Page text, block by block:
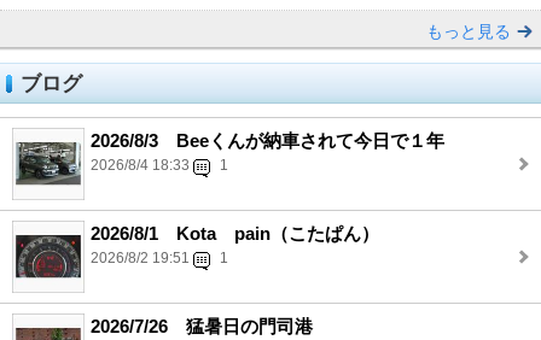
もっと見る
ブログ
2026/8/3 Beeくんが納車されて今日で１年
2026/8/4 18:33 1
2026/8/1 Kota pain（こたぱん）
2026/8/2 19:51 1
2026/7/26 猛暑日の門司港